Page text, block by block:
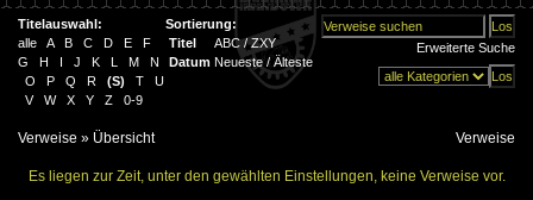
Titelauswahl:
alle
A B C D E
F
G
H I J K L M
N
O
P Q R (S) T
U
V
W X Y Z 0-9
Sortierung:
Titel
ABC/ZXY
Datum Neueste / Älteste
Erweiterte Suche
Verweise » Übersicht Verweise
Es liegen zur Zeit, unter den gewählten Einstellungen, keine Verweise vor.